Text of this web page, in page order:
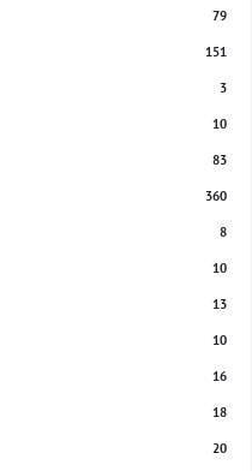
79
151
3
10
83
360
8
10
13
10
16
18
20